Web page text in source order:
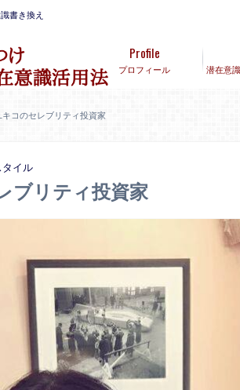
書き換え
プロフィール
Profile
潜在意
キコのセレブリティ投資家
タイル
ブリティ投資家